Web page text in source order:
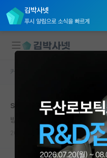
김박사넷
푸시 알림으로 소식을 빠르게
국내대학원 정보
연구실&오픈랩
커뮤니티
커뮤니티 홈
spk입시후 느낀것 정리
방탕한 게오르크 헤겔
21 15032